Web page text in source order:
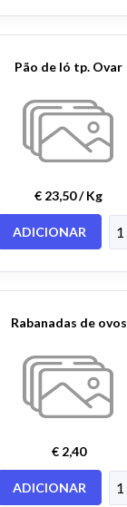
Pão de ló tp. Ovar
€ 23,50 / Kg
ADICIONAR
Rabanadas de ovos
€ 2,40
ADICIONAR